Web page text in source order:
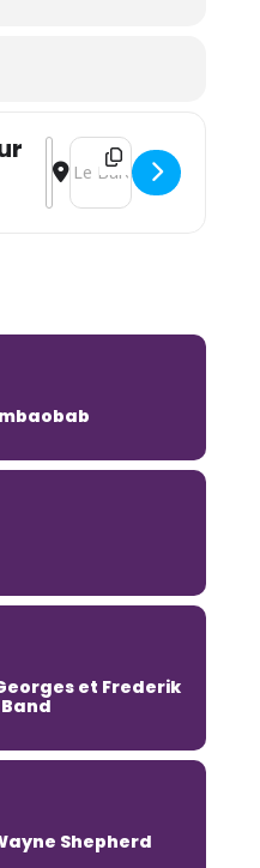
Address - Jazz au village:
Destination Address -
et Frederik
Shepherd